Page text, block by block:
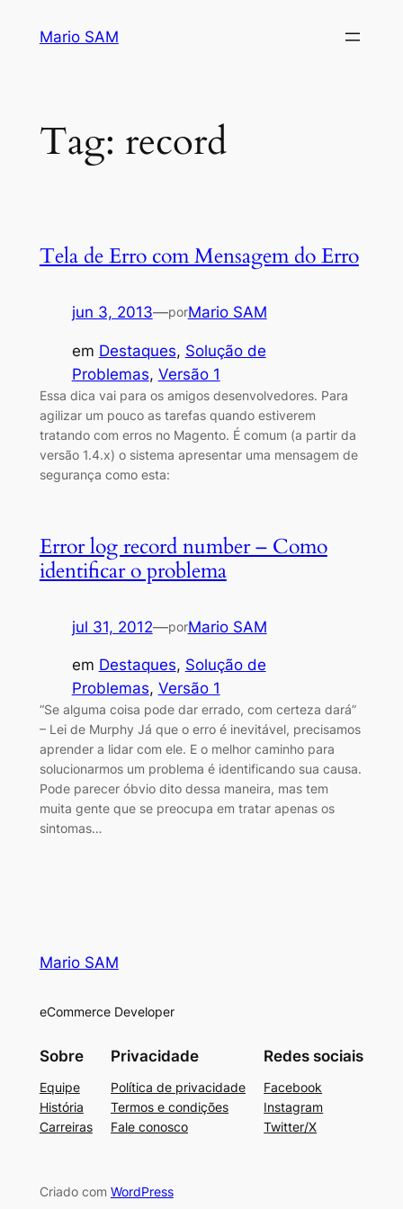
Mario SAM
Tag: record
Tela de Erro com Mensagem do Erro
jun 3, 2013—porMario SAM
em Destaques, Solução de
Problemas, Versão 1
Essa dica vai para os amigos desenvolvedores. Para
agilizar um pouco as tarefas quando estiverem
tratando com erros no Magento. É comum (a partir da
versão 1.4.x) o sistema apresentar uma mensagem de
segurança como esta:
Error log record number – Como
identificar o problema
jul 31, 2012—porMario SAM
em Destaques, Solução de
Problemas, Versão 1
“Se alguma coisa pode dar errado, com certeza dará”
– Lei de Murphy Já que o erro é inevitável, precisamos
aprender a lidar com ele. E o melhor caminho para
solucionarmos um problema é identificando sua causa.
Pode parecer óbvio dito dessa maneira, mas tem
muita gente que se preocupa em tratar apenas os
sintomas…
Mario SAM
eCommerce Developer
Sobre
Equipe
História
Carreiras
Privacidade
Política de privacidade
Termos e condições
Fale conosco
Redes sociais
Facebook
Instagram
Twitter/X
Criado com WordPress